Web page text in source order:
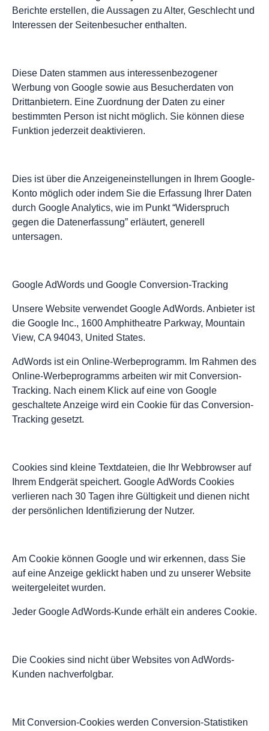
Berichte erstellen, die Aussagen zu Alter, Geschlecht und
Interessen der Seitenbesucher enthalten.
Diese Daten stammen aus interessenbezogener
Werbung von Google sowie aus Besucherdaten von
Drittanbietern. Eine Zuordnung der Daten zu einer
bestimmten Person ist nicht möglich. Sie können diese
Funktion jederzeit deaktivieren.
Dies ist über die Anzeigeneinstellungen in Ihrem Google-
Konto möglich oder indem Sie die Erfassung Ihrer Daten
durch Google Analytics, wie im Punkt “Widerspruch
gegen die Datenerfassung” erläutert, generell
untersagen.
Google AdWords und Google Conversion-Tracking
Unsere Website verwendet Google AdWords. Anbieter ist
die Google Inc., 1600 Amphitheatre Parkway, Mountain
View, CA 94043, United States.
AdWords ist ein Online-Werbeprogramm. Im Rahmen des
Online-Werbeprogramms arbeiten wir mit Conversion-
Tracking. Nach einem Klick auf eine von Google
geschaltete Anzeige wird ein Cookie für das Conversion-
Tracking gesetzt.
Cookies sind kleine Textdateien, die Ihr Webbrowser auf
Ihrem Endgerät speichert. Google AdWords Cookies
verlieren nach 30 Tagen ihre Gültigkeit und dienen nicht
der persönlichen Identifizierung der Nutzer.
Am Cookie können Google und wir erkennen, dass Sie
auf eine Anzeige geklickt haben und zu unserer Website
weitergeleitet wurden.
Jeder Google AdWords-Kunde erhält ein anderes Cookie.
Die Cookies sind nicht über Websites von AdWords-
Kunden nachverfolgbar.
Mit Conversion-Cookies werden Conversion-Statistiken